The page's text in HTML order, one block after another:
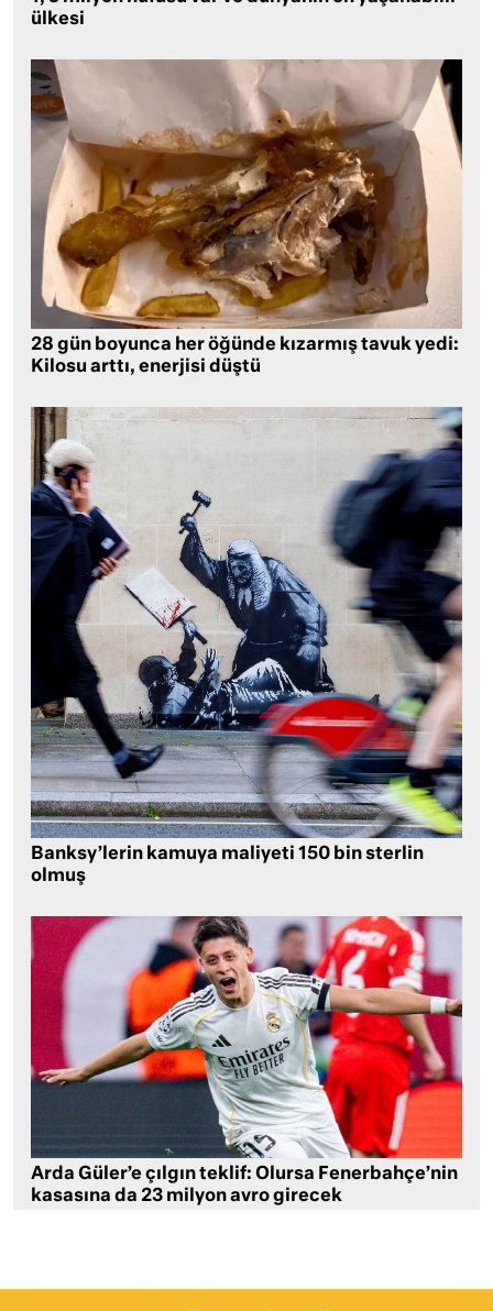
ülkesi
28 gün boyunca her öğünde kızarmış tavuk yedi:
Kilosu arttı, enerjisi düştü
Banksy’lerin kamuya maliyeti 150 bin sterlin
olmuş
Arda Güler’e çılgın teklif: Olursa Fenerbahçe’nin
kasasına da 23 milyon avro girecek